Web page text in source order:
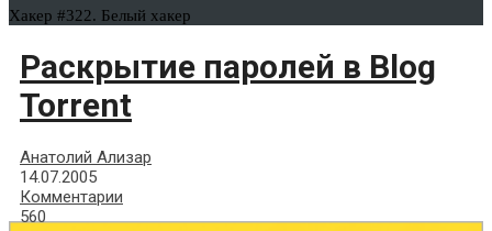
Хакер #322. Белый хакер
Раскрытие паролей в Blog
Torrent
Анатолий Ализар
14.07.2005
Комментарии
560